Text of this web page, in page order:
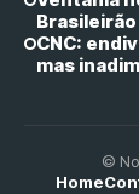
CNC:
mas
©
Home